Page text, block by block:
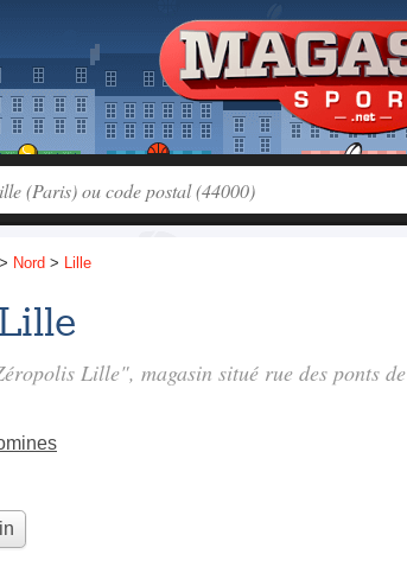
> Nord > Lille
Lille", magasin situé rue des ponts de